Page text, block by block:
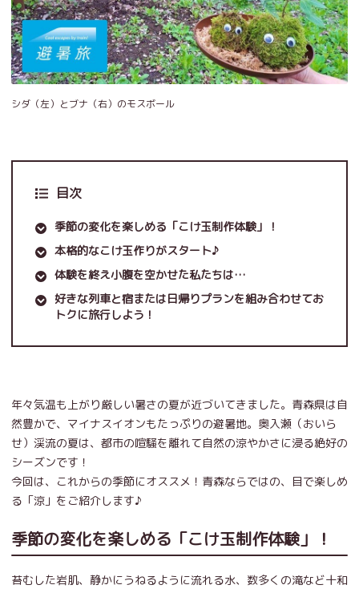
シダ（左）とブナ（右）のモスボール
目次
季節の変化を楽しめる「こけ玉制作体験」！
本格的なこけ玉作りがスタート♪
体験を終え小腹を空かせた私たちは…
好きな列車と宿または日帰りプランを組み合わせてお
トクに旅行しよう！
年々気温も上がり厳しい暑さの夏が近づいてきました。青森県は自
然豊かで、マイナスイオンもたっぷりの避暑地。奥入瀬（おいら
せ）渓流の夏は、都市の喧騒を離れて自然の涼やかさに浸る絶好の
シーズンです！
今回は、これからの季節にオススメ！青森ならではの、目で楽しめ
る「涼」をご紹介します♪
季節の変化を楽しめる「こけ玉制作体験」！
苔むした岩肌、静かにうねるように流れる水、数多くの滝など十和